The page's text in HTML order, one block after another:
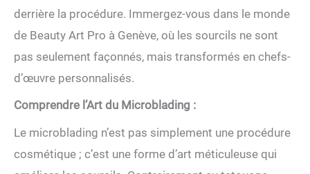
derrière la procédure. Immergez-vous dans le monde
de Beauty Art Pro à Genève, où les sourcils ne sont
pas seulement façonnés, mais transformés en chefs-
d’œuvre personnalisés.
Comprendre l’Art du Microblading :
Le microblading n’est pas simplement une procédure
cosmétique ; c’est une forme d’art méticuleuse qui